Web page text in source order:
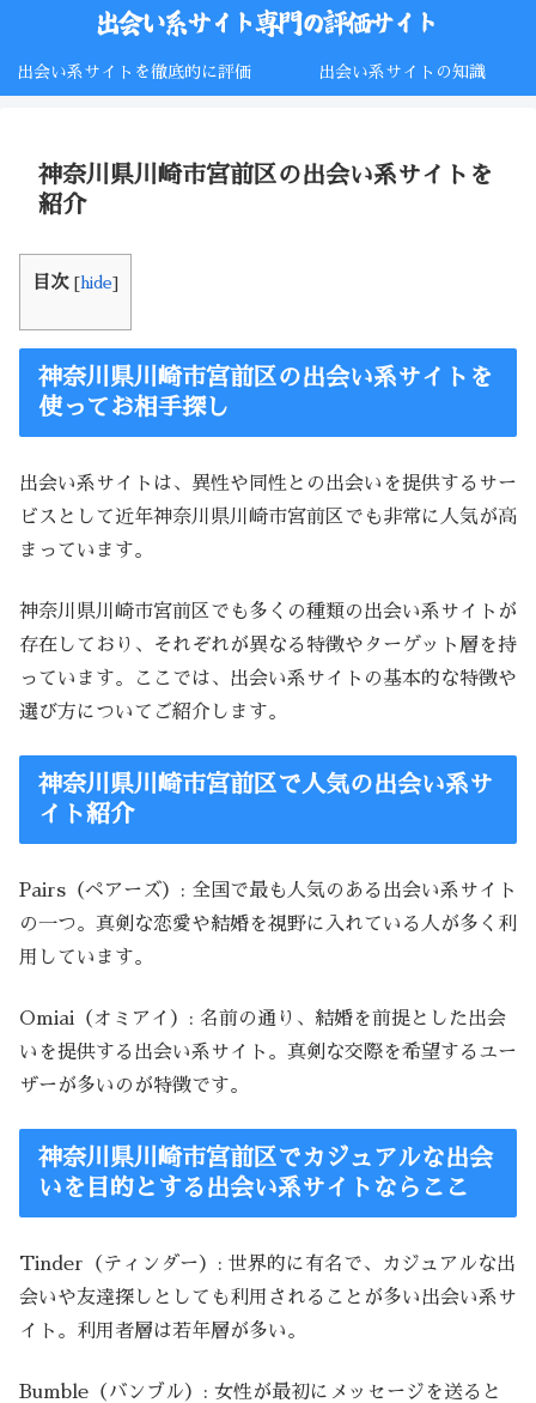
出会い系サイトを徹底的に評価 出会い系サイトの知識
神奈川県川崎市宮前区の出会い系サイトを
紹介
目次 [ hide]
神奈川県川崎市宮前区の出会い系サイトを
使ってお相手探し
出会い系サイトは、異性や同性との出会いを提供するサー
ビスとして近年神奈川県川崎市宮前区でも非常に人気が高
まっています。
神奈川県川崎市宮前区でも多くの種類の出会い系サイトが
存在しており、それぞれが異なる特徴やターゲット層を持
っています。ここでは、出会い系サイトの基本的な特徴や
選び方についてご紹介します。
神奈川県川崎市宮前区で人気の出会い系サ
イト紹介
Pairs（ペアーズ）: 全国で最も人気のある出会い系サイト
の一つ。真剣な恋愛や結婚を視野に入れている人が多く利
用しています。
Omiai（オミアイ）: 名前の通り、結婚を前提とした出会
いを提供する出会い系サイト。真剣な交際を希望するユー
ザーが多いのが特徴です。
神奈川県川崎市宮前区でカジュアルな出会
いを目的とする出会い系サイトならここ
Tinder（ティンダー）: 世界的に有名で、カジュアルな出
会いや友達探しとしても利用されることが多い出会い系サ
イト。利用者層は若年層が多い。
Bumble（バンブル）: 女性が最初にメッセージを送ると